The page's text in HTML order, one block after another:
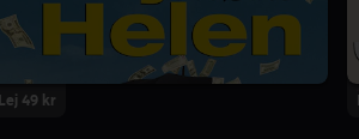
Lej 49 kr